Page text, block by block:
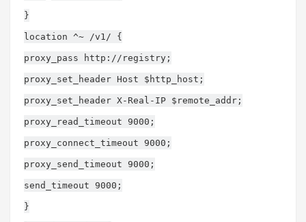
}
location ^~ /v1/ {
proxy_pass http://registry;
proxy_set_header Host $http_host;
proxy_set_header X-Real-IP $remote_addr;
proxy_read_timeout 9000;
proxy_connect_timeout 9000;
proxy_send_timeout 9000;
send_timeout 9000;
}